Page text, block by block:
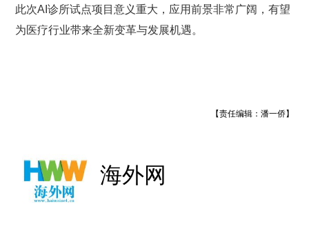
此次AI诊所试点项目意义重大，应用前景非常广阔，有望
为医疗行业带来全新变革与发展机遇。
【责任编辑：潘一侨】
海外网